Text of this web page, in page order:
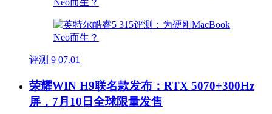
评测 9 07.01
荣耀WIN H9联名款发布：RTX 5070+300Hz
屏，7月10日全球限量发售